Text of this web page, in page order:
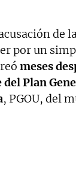
de
por un
meses
Plan
, PGOU, del